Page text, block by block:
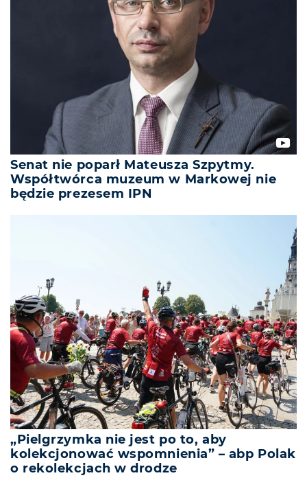
Senat nie poparł Mateusza Szpytmy.
Współtwórca muzeum w Markowej nie
będzie prezesem IPN
„Pielgrzymka nie jest po to, aby
kolekcjonować wspomnienia” – abp Polak
o rekolekcjach w drodze